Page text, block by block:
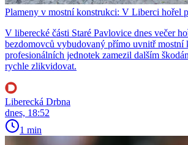
Plameny v mostní konstrukci: V Liberci hořel
V liberecké části Staré Pavlovice dnes večer
bezdomovců vybudovaný přímo uvnitř mostní
profesionálních jednotek zamezil dalším
rychle zlikvidovat.
Liberecká Drbna
dnes, 18:52
1 min